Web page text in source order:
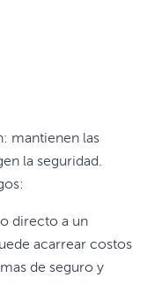
mantienen las
la seguridad.
directo a un
acarrear costos
de seguro y